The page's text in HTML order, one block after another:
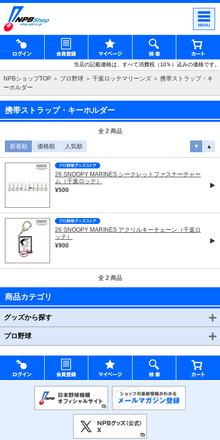
当店の記載価格は、すべて消費税（10％）込みの価格です。
NPBショップTOP プロ野球 千葉ロッテマリーンズ
携帯ストラップ・キ
ーホルダー
携帯ストラップ・キーホルダー
全 2 商品
新着順 価格順 人気順 ▼ ▲
26 SNOOPY MARINES シークレットファスナーチャー
ム（千葉ロッテ）
¥500
26 SNOOPY MARINES アクリルキーチェーン（千葉ロ
ッテ）
¥900
全 2 商品
商品カテゴリ
グッズから探す
プロ野球